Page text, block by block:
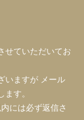
せていただいてお
いますが メール
す。
には必ず返信さ